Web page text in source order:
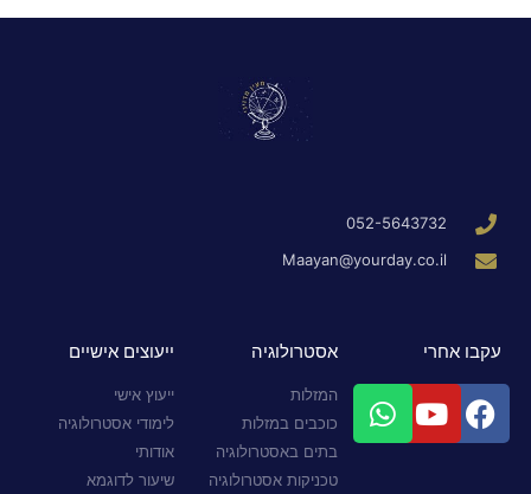
052-5643732
Maayan@yourday.co.il
עקבו אחרי אסטרולוגיה
המזלות
כוכבים במזלות
בתים באסטרולוגיה
טכניקות אסטרולוגיה
ייעוצים אישיים
ייעוץ אישי
לימודי אסטרולוגיה
אודותי
שיעור לדוגמא